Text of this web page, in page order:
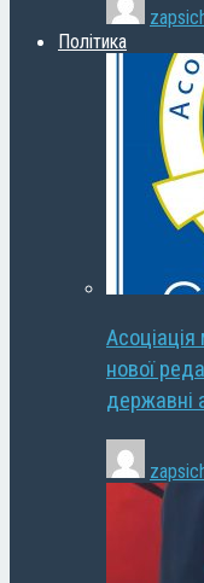
Політика
нової
державні